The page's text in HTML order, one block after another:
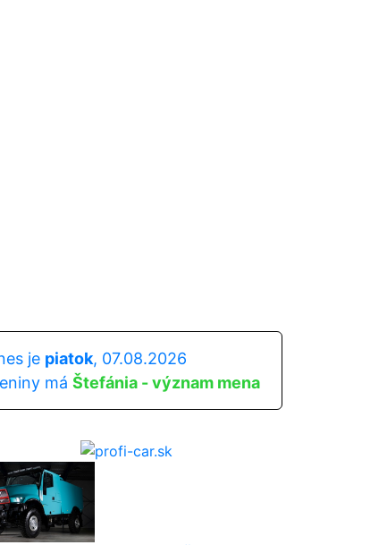
je piatok, 07.08.2026
má Štefánia - význam mena